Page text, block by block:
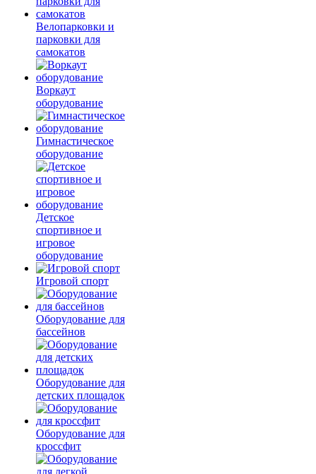
Велопарковки и
парковки для
самокатов
Воркаут
оборудование
Гимнастическое
оборудование
Детское
спортивное и
игровое
оборудование
Игровой спорт
Оборудование для
бассейнов
Оборудование для
детских площадок
Оборудование для
кроссфит